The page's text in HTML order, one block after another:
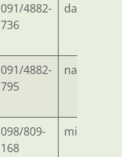
091/4882-
736
091/4882-
795
098/809-
168